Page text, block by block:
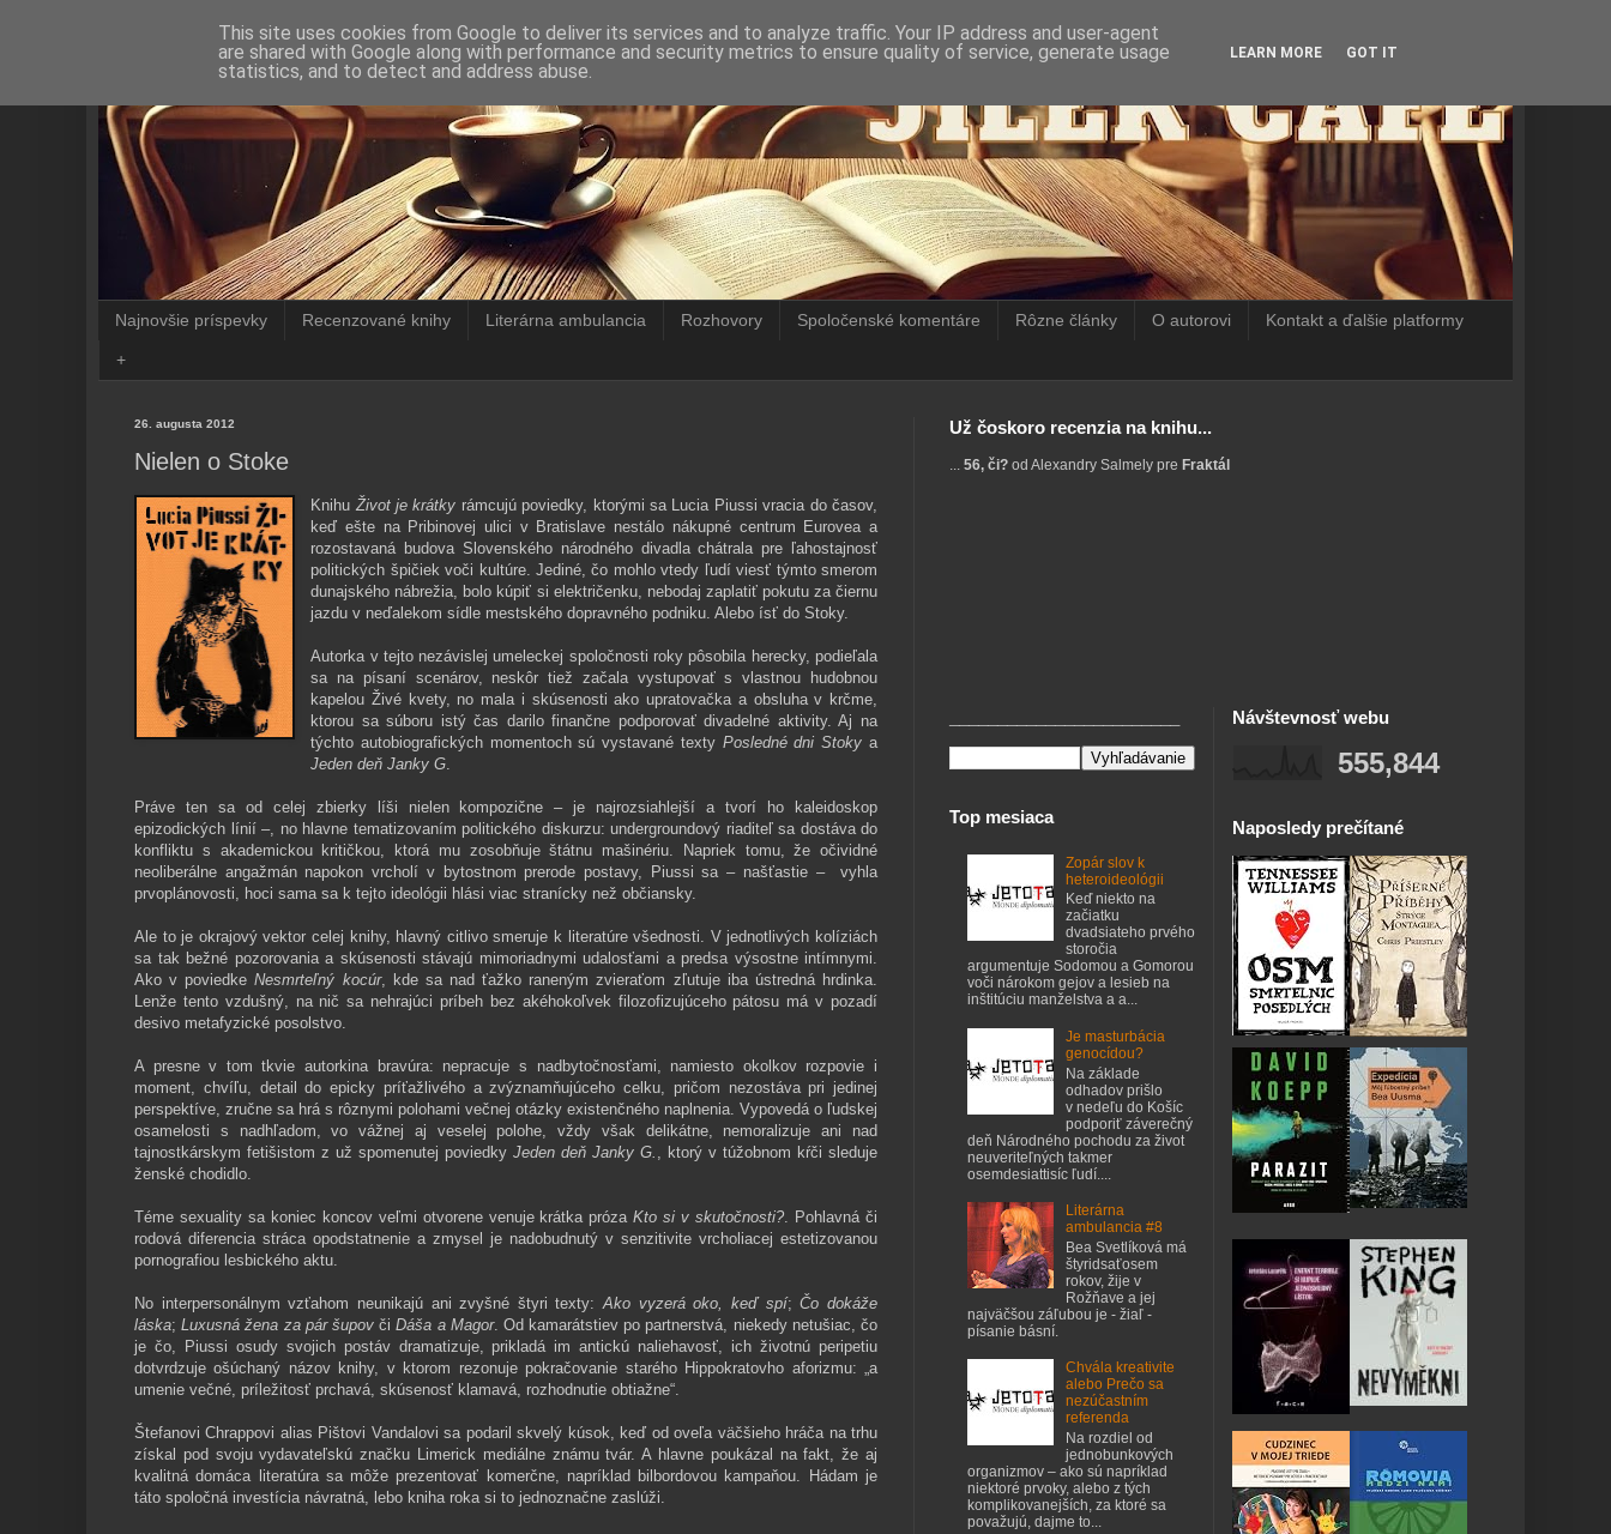
Najnovšie príspevky Recenzované knihy Literárna ambulancia Rozhovory Spoločenské komentáre Rôzne články O autorovi Kontakt a ďalšie platformy
+
26. augusta 2012
Nielen o Stoke
Knihu Život je krátky rámcujú poviedky, ktorými sa Lucia Piussi vracia do časov,
keď ešte na Pribinovej ulici v Bratislave nestálo nákupné centrum Eurovea a
rozostavaná budova Slovenského národného divadla chátrala pre ľahostajnosť
politických špičiek voči kultúre. Jediné, čo mohlo vtedy ľudí viesť týmto smerom
dunajského nábrežia, bolo kúpiť si električenku, nebodaj zaplatiť pokutu za čiernu
jazdu v neďalekom sídle mestského dopravného podniku. Alebo ísť do Stoky.
Autorka v tejto nezávislej umeleckej spoločnosti roky pôsobila herecky, podieľala
sa na písaní scenárov, neskôr tiež začala vystupovať s vlastnou hudobnou
kapelou Živé kvety, no mala i skúsenosti ako upratovačka a obsluha v krčme,
ktorou sa súboru istý čas darilo finančne podporovať divadelné aktivity. Aj na
týchto autobiografických momentoch sú vystavané texty Posledné dni Stoky a
Jeden deň Janky G
Práve ten sa od celej zbierky líši nielen kompozične – je najrozsiahlejší a tvorí ho kaleidoskop
epizodických línií –, no hlavne tematizovaním politického diskurzu: undergroundový riaditeľ sa dostáva do
konfliktu s akademickou kritičkou, ktorá mu zosobňuje štátnu mašinériu. Napriek tomu, že očividné
neoliberálne angažmán napokon vrcholí v bytostnom prerode postavy, Piussi sa – našťastie – vyhla
prvoplánovosti, hoci sama sa k tejto ideológii hlási viac stranícky než občiansky.
Ale to je okrajový vektor celej knihy, hlavný citlivo smeruje k literatúre všednosti. V jednotlivých kolíziách
sa tak bežné pozorovania a skúsenosti stávajú mimoriadnymi udalosťami a predsa výsostne intímnymi.
Ako v poviedkeNesmrteľný kocúr, kde sa nad ťažko raneným zvieraťom zľutuje iba ústredná hrdinka.
Lenže tento vzdušný, na nič sa nehrajúci príbeh bez akéhokoľvek filozofizujúceho pátosu má v pozadí
desivo metafyzické posolstvo.
A presne v tom tkvie autorkina bravúra: nepracuje s nadbytočnosťami, namiesto okolkov rozpovie i
moment, chvíľu, detail do epicky príťažlivého a zvýznamňujúceho celku, pričom nezostáva pri jedinej
perspektíve, zručne sa hrá s rôznymi polohami večnej otázky existenčného naplnenia. Vypovedá o ľudskej
osamelosti s nadhľadom, vo vážnej aj veselej polohe, vždy však delikátne, nemoralizuje ani nad
tajnostkárskym fetišistom z už spomenutej poviedky Jeden deň Janky G.
, ktorý v túžobnom kŕči sleduje
ženské chodidlo.
Téme sexuality sa koniec koncov veľmi otvorene venuje krátka prózaKto si v skutočnosti? . Pohlavná či
rodová diferencia stráca opodstatnenie a zmysel je nadobudnutý v senzitivite vrcholiacej estetizovanou
pornografiou lesbického aktu.
No interpersonálnym vzťahom neunikajú ani zvyšné štyri texty:Ako vyzerá oko, keď spí;Čo dokáže
láska;Luxusná žena za pár šupovčiDáša a Magor. Od kamarátstiev po partnerstvá, niekedy netušiac, čo
je čo, Piussi osudy svojich postáv dramatizuje, prikladá im antickú naliehavosť, ich životnú peripetiu
dotvrdzuje ošúchaný názov knihy, v ktorom rezonuje pokračovanie starého Hippokratovho aforizmu: „a
umenie večné, príležitosť prchavá, skúsenosť klamavá, rozhodnutie obtiažne“.
Štefanovi Chrappovi alias Pištovi Vandalovi sa podaril skvelý kúsok, keď od oveľa väčšieho hráča na trhu
získal pod svoju vydavateľskú značku Limerick mediálne známu tvár. A hlavne poukázal na fakt, že aj
kvalitná domáca literatúra sa môže prezentovať komerčne, napríklad bilbordovou kampaňou. Hádam je
táto spoločná investícia návratná, lebo kniha roka si to jednoznačne zaslúži.
Už čoskoro recenzia na knihu...
56, či? od Alexandry Salmely pre Fraktál
Top mesiaca
Zopár slov k
heteroideológii
Keď niekto na
začiatku
dvadsiateho prvého
storočia
argumentuje Sodomou a Gomorou
voči nárokom gejov a lesieb na
inštitúciu manželstva a a...
Je masturbácia
genocídou?
Na základe
odhadov prišlo
v nedeľu do Košíc
podporiť záverečný
deň Národného pochodu za život
neuveriteľných takmer
osemdesiattisíc ľudí....
Literárna
ambulancia #8
Bea Svetlíková má
štyridsaťosem
rokov, žije v
Rožňave a jej
najväčšou záľubou je - žiaľ -
písanie básní.
Chvála kreativite
alebo Prečo sa
nezúčastním
referenda
Na rozdiel od
jednobunkových
organizmov – ako sú napríklad
niektoré prvoky, alebo z tých
komplikovanejších, za ktoré sa
považujú, dajme to...
Návštevnosť webu
555,844
Naposledy prečítané
This site uses cookies from Google to deliver its services and to analyze traffic. Your IP address and user-agent
are shared with Google along with performance and security metrics to ensure quality of service, generate usage
statistics, and to detect and address abuse.
LEARN MORE GOT IT